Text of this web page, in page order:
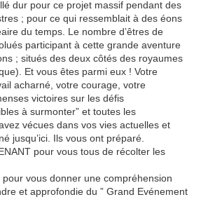
dur pour ce projet massif pendant des
; pour ce qui ressemblait à des éons
du temps. Le nombre d’êtres de
participant à cette grande aventure
; situés des deux côtés des royaumes
Et vous êtes parmi eux ! Votre
acharné, votre courage, votre
victoires sur les défis
à surmonter” et toutes les
vécues dans vos vies actuelles et
jusqu’ici. Ils vous ont préparé.
pour vous tous de récolter les
vous donner une compréhension
et approfondie du ” Grand Evénement